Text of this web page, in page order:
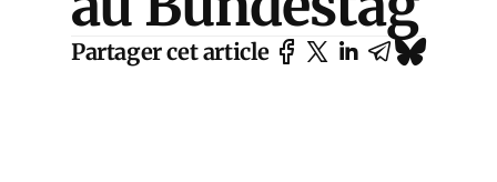
Partager cet article